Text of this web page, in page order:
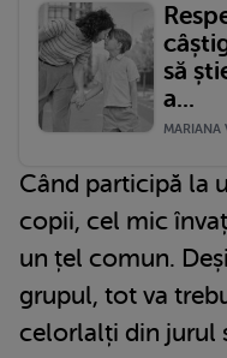
să
a...
Când participă la
copii, cel mic
un țel comun.
grupul, tot va
celorlalți din jurul